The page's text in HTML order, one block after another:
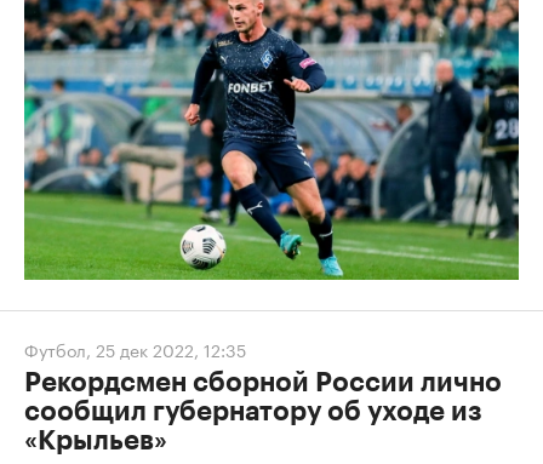
Футбол, 25 дек 2022, 12:35
Рекордсмен сборной России лично
сообщил губернатору об уходе из
«Крыльев»